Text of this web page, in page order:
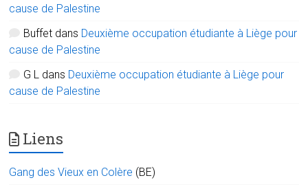
cause de Palestine
Buffet dans Deuxième occupation étudiante à Liège pour
cause de Palestine
G L dans Deuxième occupation étudiante à Liège pour
cause de Palestine
Liens
Gang des Vieux en Colère (BE)